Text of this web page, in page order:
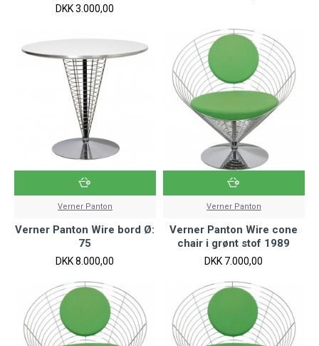
DKK 3.000,00
Verner Panton
Verner Panton Wire bord Ø:
75
DKK 8.000,00
Verner Panton
Verner Panton Wire cone
chair i grønt stof 1989
DKK 7.000,00